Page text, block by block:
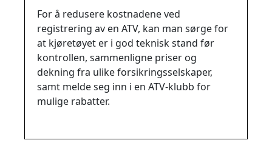
For å redusere kostnadene ved
registrering av en ATV, kan man sørge for
at kjøretøyet er i god teknisk stand før
kontrollen, sammenligne priser og
dekning fra ulike forsikringsselskaper,
samt melde seg inn i en ATV-klubb for
mulige rabatter.